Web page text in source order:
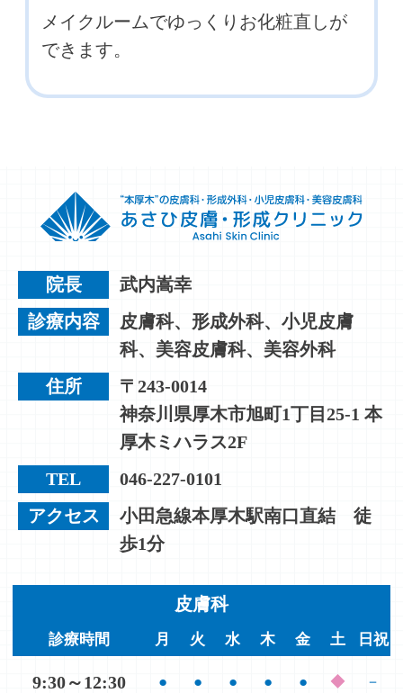
メイクルームでゆっくりお化粧直しが
できます。
院長
武内嵩幸
診療内容
皮膚科、形成外科、小児皮膚
科、美容皮膚科、美容外科
住所
〒243-0014
神奈川県厚木市旭町1丁目25-1 本
厚木ミハラス2F
TEL
046-227-0101
アクセス
小田急線本厚木駅南口直結 徒
歩1分
皮膚科
診療時間 月 火 水 木 金 土 日祝
9:30～12:30 ● ● ● ● ● ◆ －